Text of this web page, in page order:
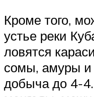
Кроме того,
устье реки
ловятся
сомы, амуры
добыча до 4-